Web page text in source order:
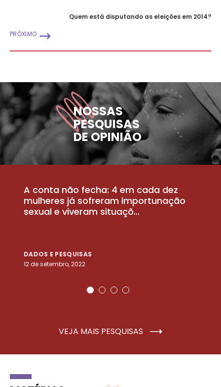
Quem está disputando as eleições em 2014?
PRÓXIMO
NOSSAS
PESQUISAS
DE OPINIÃO
A conta não fecha: 4 em cada dez
mulheres já sofreram importunação
sexual e viveram situaçõ...
DADOS E PESQUISAS
12 de setembro, 2022
VEJA MAIS PESQUISAS